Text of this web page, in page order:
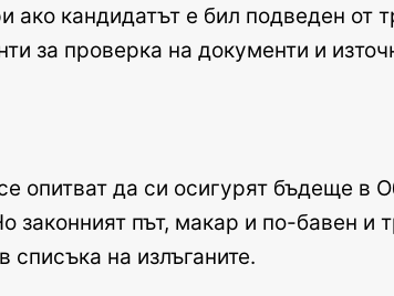
ако кандидатът е бил подведен от
за проверка на документи и
опитват да си осигурят бъдеще в
път, макар и по-бавен и
списъка на излъганите.